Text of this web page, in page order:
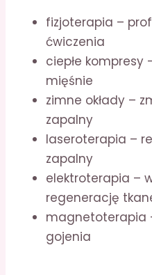
fizjoterapia –
ćwiczenia
ciepłe kompresy
mięśnie
zimne okłady –
zapalny
laseroterapia –
zapalny
elektroterapia –
regenerację
magnetoterapia
gojenia